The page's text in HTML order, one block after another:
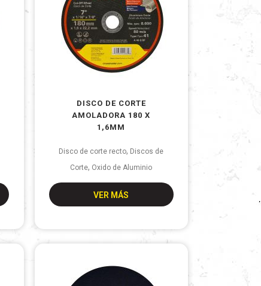
DISCO DE CORTE
AMOLADORA 180 X
1,6MM
Disco de corte recto, Discos de
Corte, Oxido de Aluminio
VER MÁS